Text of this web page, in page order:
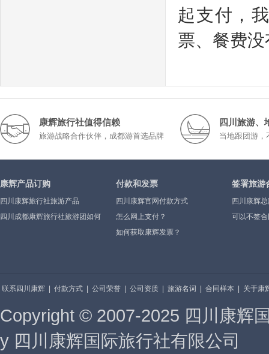
起支付，
票、餐费
康辉旅行社值得信赖
旅游战略合作伙伴，成都游首选品牌
四川旅游、
当地跟团游，
康辉产品订购
四川康辉旅行社旅游产品
四川成都康辉旅行社旅游团如何
付款和发票
四川康辉官网付款方式
怎么网上支付？
如何获取康辉发票？
签署旅游
四川康辉
可以不签
联系四川康辉 付款方式 公司荣誉 公司资质 旅游名词 合同样本 关于康
Copyright © 2007-2025 四川康辉
y 四川康辉国际旅行社有限公司